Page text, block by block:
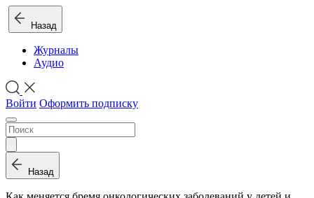
Назад
Журналы
Аудио
Войти Оформить подписку
Назад